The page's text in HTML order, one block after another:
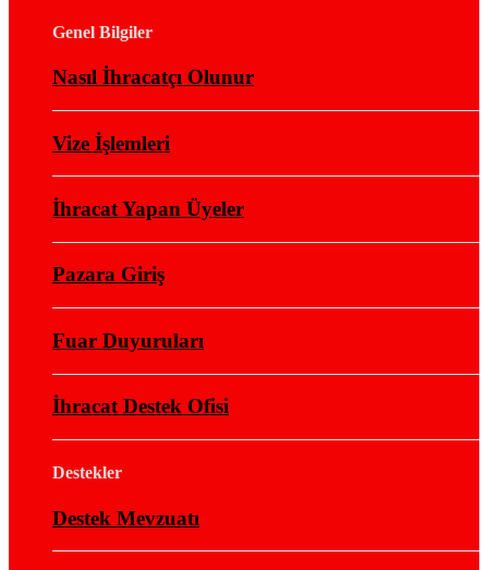
Genel Bilgiler
Nasıl İhracatçı Olunur
Vize İşlemleri
İhracat Yapan Üyeler
Pazara Giriş
Fuar Duyuruları
İhracat Destek Ofisi
Destekler
Destek Mevzuatı